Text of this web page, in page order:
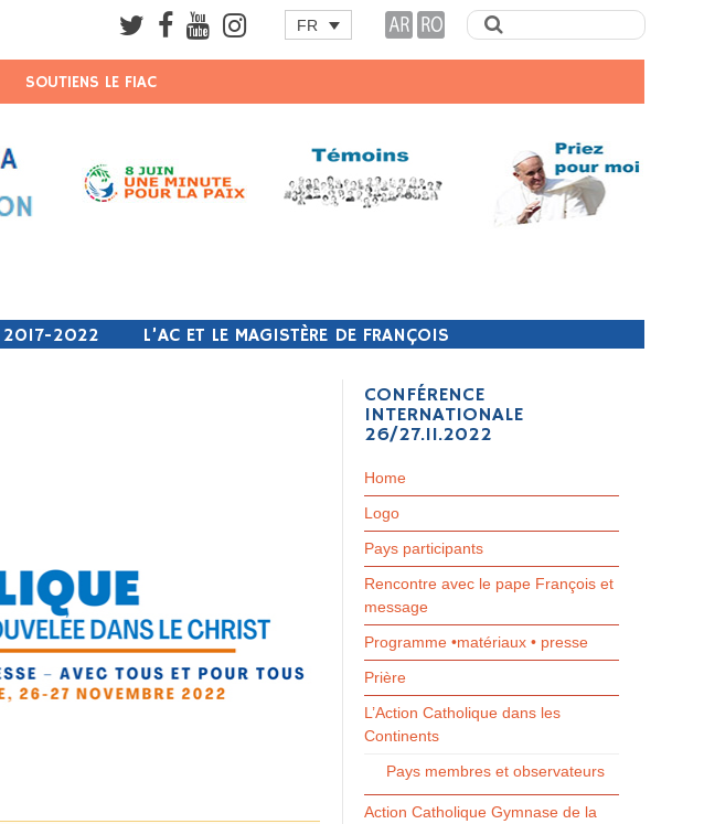
FR
SOUTIENS LE FIAC
2017-2022
L’AC ET LE MAGISTÈRE DE FRANÇOIS
CONFÉRENCE
INTERNATIONALE
26/27.11.2022
Home
Logo
Pays participants
Rencontre avec le pape François et
message
Programme •matériaux • presse
Prière
L’Action Catholique dans les
Continents
Pays membres et observateurs
Action Catholique Gymnase de la